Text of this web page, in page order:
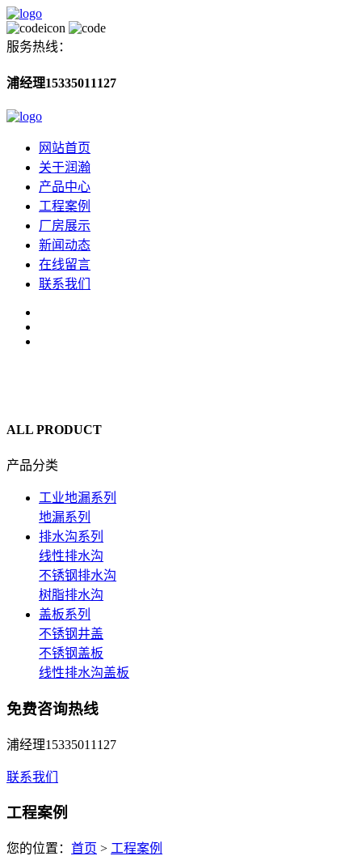
服务热线：
浦经理15335011127
网站首页
关于润瀚
产品中心
工程案例
厂房展示
新闻动态
在线留言
联系我们
ALL PRODUCT
产品分类
工业地漏系列
地漏系列
排水沟系列
线性排水沟
不锈钢排水沟
树脂排水沟
盖板系列
不锈钢井盖
不锈钢盖板
线性排水沟盖板
免费咨询热线
浦经理15335011127
联系我们
工程案例
您的位置： 首页 > 工程案例